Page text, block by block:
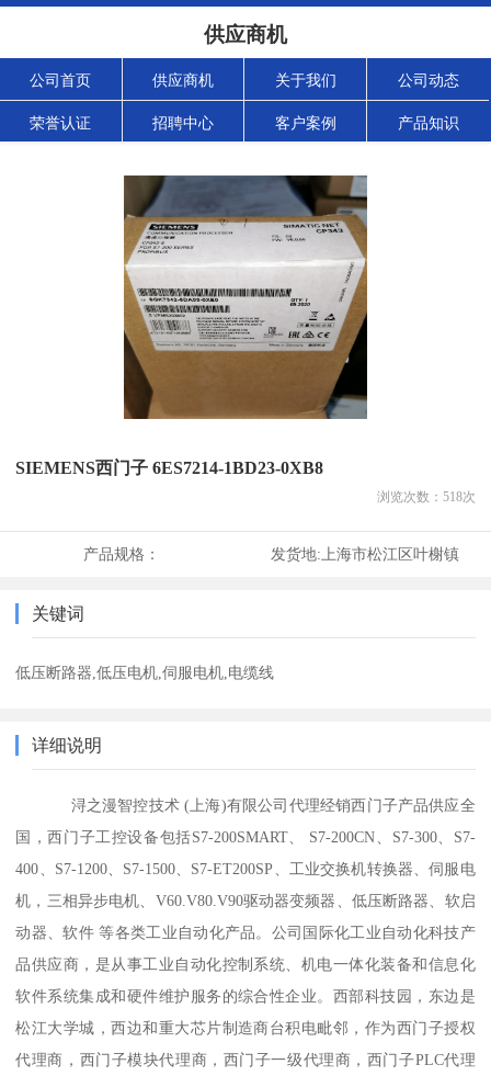
供应商机
公司首页 供应商机 关于我们 公司动态
荣誉认证 招聘中心 客户案例 产品知识
SIEMENS西门子 6ES7214-1BD23-0XB8
浏览次数： 518次
产品规格： 发货地: 上海市松江区叶榭镇
关键词
低压断路器,低压电机,伺服电机,电缆线
详细说明
浔之漫智控技术 (上海)有限公司代理经销西门子产品供应全
国，西门子工控设备包括S7-200SMART、 S7-200CN、S7-300、S7-
400、S7-1200、S7-1500、S7-ET200SP、工业交换机转换器、伺服电
机，三相异步电机、V60.V80.V90驱动器变频器、低压断路器、软启
动器、软件 等各类工业自动化产品。公司国际化工业自动化科技产
品供应商，是从事工业自动化控制系统、机电一体化装备和信息化
软件系统集成和硬件维护服务的综合性企业。西部科技园，东边是
松江大学城，西边和重大芯片制造商台积电毗邻，作为西门子授权
代理商，西门子模块代理商，西门子一级代理商，西门子PLC代理